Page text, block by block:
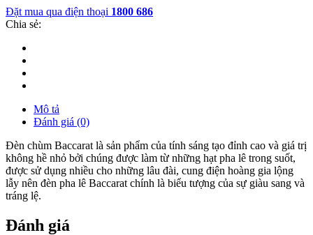
Đặt mua qua điện thoại 1800 686
Chia sẻ:
Mô tả
Đánh giá (0)
Đèn chùm Baccarat là sản phẩm của tính sáng tạo đỉnh cao và giá trị
không hề nhỏ bởi chúng được làm từ những hạt pha lê trong suốt,
được sử dụng nhiều cho những lâu đài, cung điện hoàng gia lộng
lẫy nên đèn pha lê Baccarat chính là biểu tượng của sự giàu sang và
tráng lệ.
Đánh giá